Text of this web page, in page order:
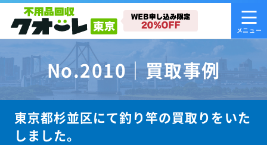
No.2010｜買取事例
東京都杉並区にて釣り竿の買取りをいた
しました。